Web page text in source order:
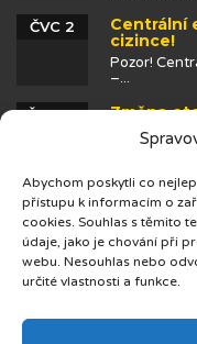
Abychom poskytli co
přístupu k informacím o
cookies. Souhlas s těmito
údaje, jako je chování při
webu. Nesouhlas nebo
určité vlastnosti a funkce.
Centrální
cizince!
ČVC 2
Pozor!
–...
Změna
prázdnin
ČVN 25